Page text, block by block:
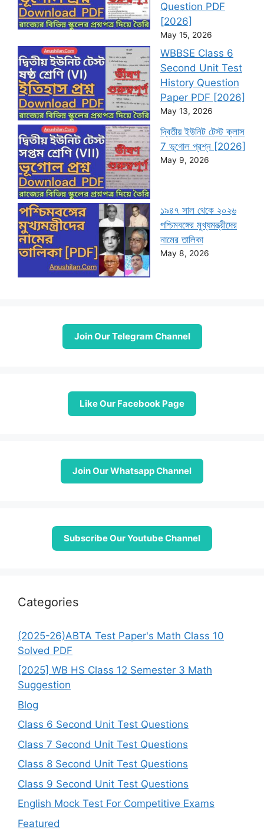
Question PDF
[2026]
May 15, 2026
WBBSE Class 6
Second Unit Test
History Question
Paper PDF [2026]
May 13, 2026
দ্বিতীয় ইউনিট টেস্ট ক্লাস
7 ভূগোল প্রশ্ন [2026]
May 9, 2026
১৯৪৭ সাল থেকে ২০২৬
পশ্চিমবঙ্গের মুখ্যমন্ত্রীদের
নামের তালিকা
May 8, 2026
Join Our Telegram Channel
Like Our Facebook Page
Join Our Whatsapp Channel
Subscribe Our Youtube Channel
Categories
(2025-26)ABTA Test Paper's Math Class 10
Solved PDF
[2025] WB HS Class 12 Semester 3 Math
Suggestion
Blog
Class 6 Second Unit Test Questions
Class 7 Second Unit Test Questions
Class 8 Second Unit Test Questions
Class 9 Second Unit Test Questions
English Mock Test For Competitive Exams
Featured